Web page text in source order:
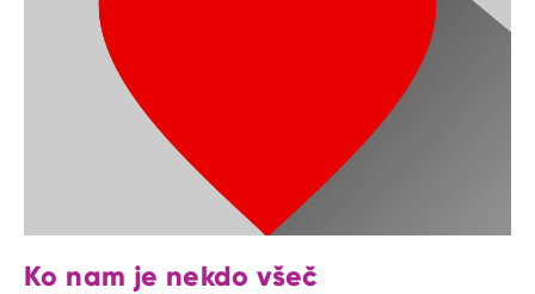
Ko nam je nekdo všeč